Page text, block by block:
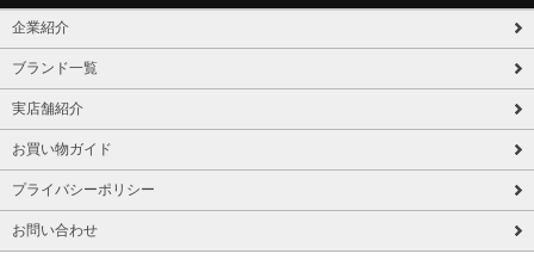
企業紹介
ブランド一覧
実店舗紹介
お買い物ガイド
プライバシーポリシー
お問い合わせ